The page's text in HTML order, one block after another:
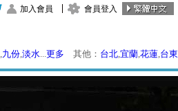
加入會員 會員登入
,九份,淡水...更多 其他： 台北,宜蘭,花蓮,台東